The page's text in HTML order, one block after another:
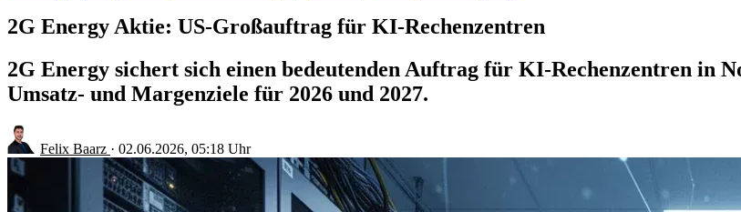
2G Energy Aktie: US-Großauftrag für KI-Rechenzentren
2G Energy sichert sich einen bedeutenden Auftrag für KI-Rechenzentren in
Umsatz- und Margenziele für 2026 und 2027.
Felix Baarz · 02.06.2026, 05:18 Uhr